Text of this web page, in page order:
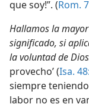
que soy!”. (Rom.
Hallamos la
significado, si
la voluntad de
provecho’ (Isa.
siempre
labor no es en